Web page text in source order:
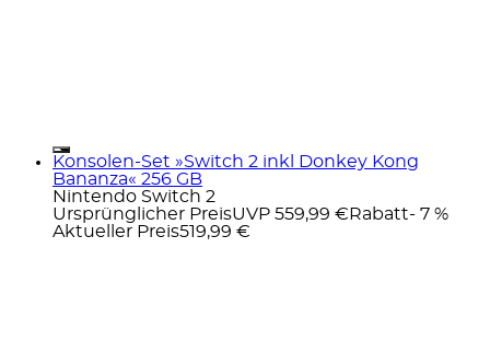
Konsolen-Set »Switch 2 inkl Donkey Kong
Bananza« 256 GB
Nintendo Switch 2
Ursprünglicher PreisUVP 559,99 € Rabatt- 7 %
Aktueller Preis519,99 €